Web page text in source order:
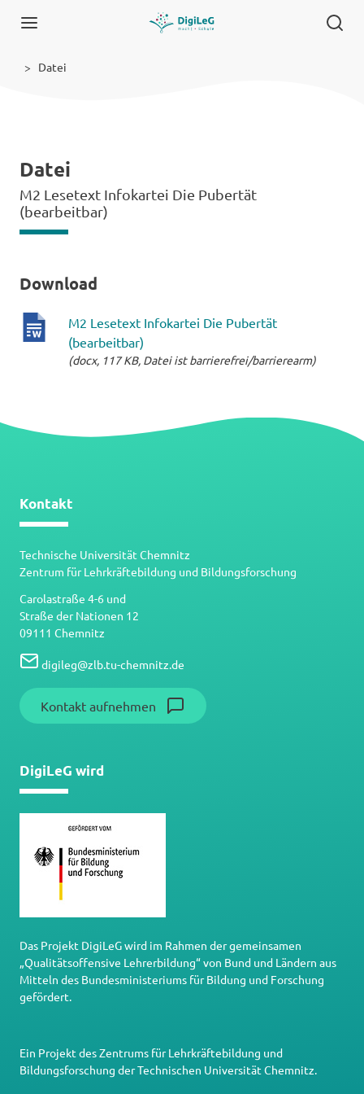
Datei
Datei
M2 Lesetext Infokartei Die Pubertät
(bearbeitbar)
Download
M2 Lesetext Infokartei Die Pubertät
(bearbeitbar)
(docx, 117 KB, Datei ist barrierefrei/barrierearm)
Kontakt
Technische Universität Chemnitz
Zentrum für Lehrkräftebildung und Bildungsforschung
Carolastraße 4-6 und
Straße der Nationen 12
09111 Chemnitz
digileg@zlb.tu-chemnitz.de
Kontakt aufnehmen
DigiLeG wird
Das Projekt DigiLeG wird im Rahmen der gemeinsamen
„Qualitätsoffensive Lehrerbildung“ von Bund und Ländern aus
Mitteln des Bundesministeriums für Bildung und Forschung
gefördert.
Ein Projekt desZentrums für Lehrkräftebildung und
Bildungsforschung derTechnischen Universität Chemnitz.